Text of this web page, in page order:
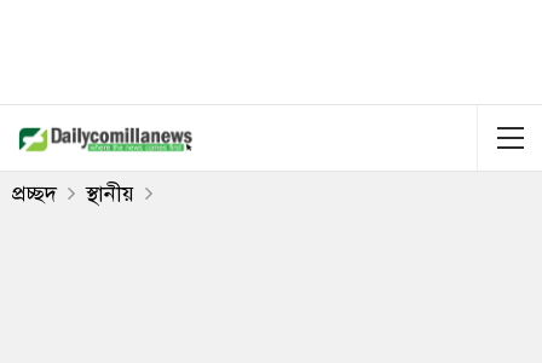
প্রচ্ছদ স্থানীয়